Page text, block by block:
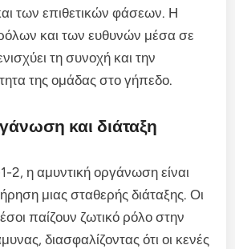
των επιθετικών φάσεων. Η
και των ευθυνών μέσα σε
τη συνοχή και την
της ομάδας στο γήπεδο.
και διάταξη
2, η αμυντική οργάνωση είναι
μιας σταθερής διάταξης. Οι
παίζουν ζωτικό ρόλο στην
διασφαλίζοντας ότι οι κενές